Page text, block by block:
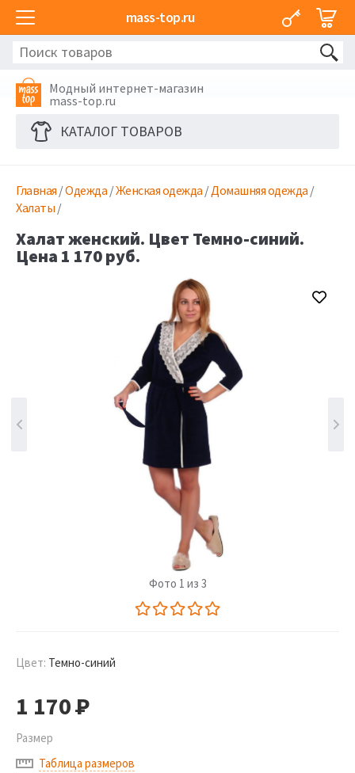
mass-top.ru
Модный интернет-магазин
mass-top.ru
КАТАЛОГ ТОВАРОВ
Главная /Одежда /Женская одежда /Домашняя одежда /
Халаты /
Халат женский. Цвет Темно-синий.
Цена 1 170 руб.
Фото 1 из 3
Цвет: Темно-синий
1 170Р
Размер
Таблица размеров